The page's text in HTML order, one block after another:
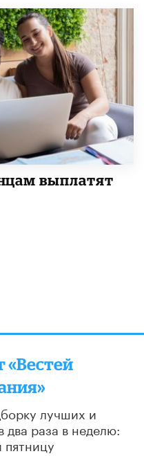
выплатят
«Вестей
лучших и
два раза в неделю:
пятницу